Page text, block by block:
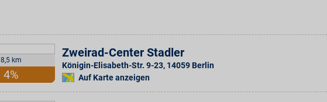
8,5 km
4%
Zweirad-Center Stadler
Königin-Elisabeth-Str. 9-23, 14059 Berlin
Auf Karte anzeigen